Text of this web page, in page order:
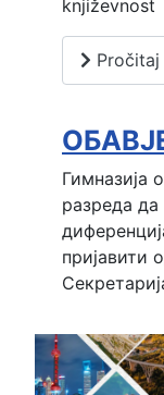
književnost
Гимназија
разреда да
пријавити